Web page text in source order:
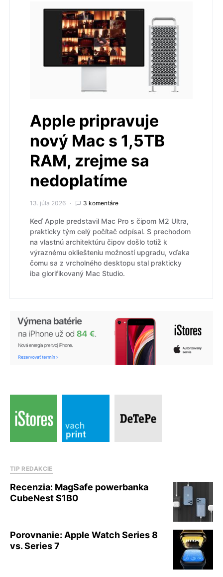
Apple pripravuje
nový Mac s 1,5TB
RAM, zrejme sa
nedoplatíme
13. júla 2026 3 komentáre
Keď Apple predstavil Mac Pro s čipom M2 Ultra,
prakticky tým celý počítač odpísal. S prechodom
na vlastnú architektúru čipov došlo totiž k
výraznému okliešteniu možností upgradu, vďaka
čomu sa z vrcholného desktopu stal prakticky
iba glorifikovaný Mac Studio.
TIP REDAKCIE
Recenzia: MagSafe powerbanka
CubeNest S1B0
Porovnanie: Apple Watch Series 8
vs. Series 7